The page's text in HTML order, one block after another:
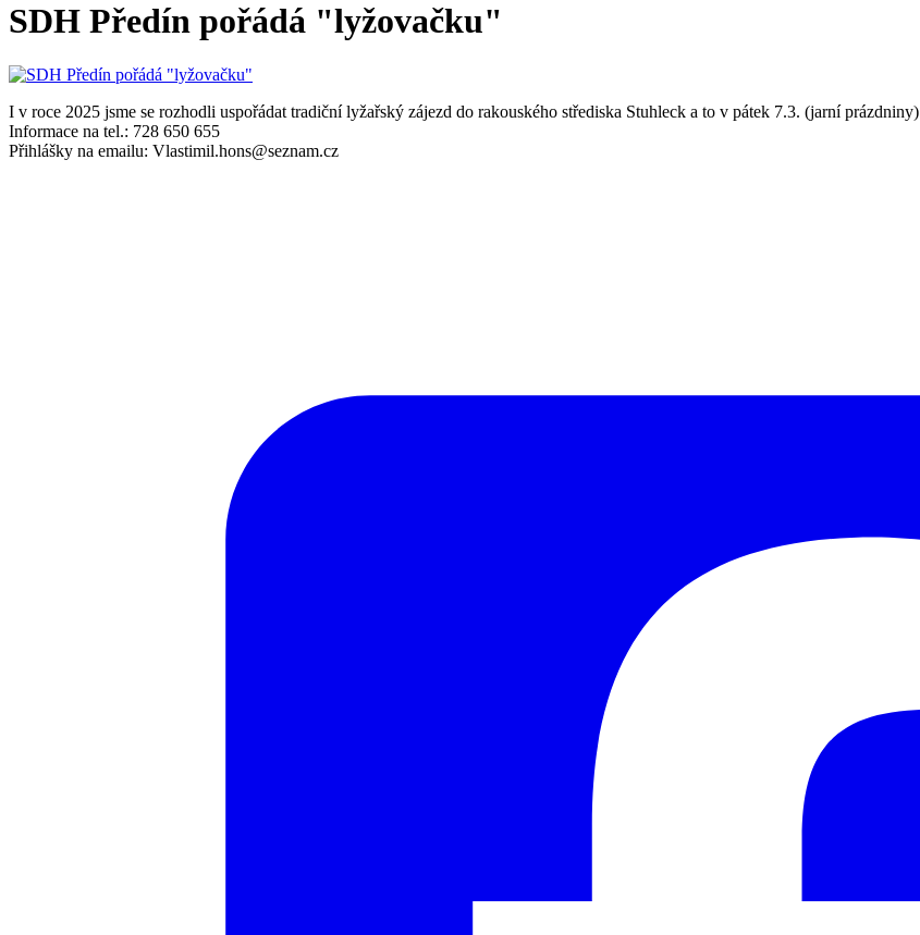
SDH Předín pořádá "lyžovačku"
I v roce 2025 jsme se rozhodli uspořádat tradiční lyžařský zájezd do rakouského střediska Stuhleck a to v pátek 7.3. (jarní prázdniny)
Informace na tel.: 728 650 655
Přihlášky na emailu: Vlastimil.hons@seznam.cz